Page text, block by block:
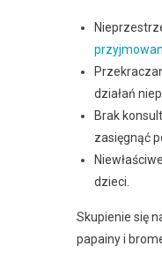
działań
Brak
zasięgnąć
dzieci.
Skupienie się
papainy i